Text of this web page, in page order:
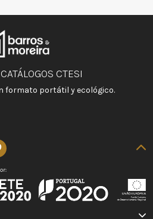
CTESI
formato portátil y ecológico.